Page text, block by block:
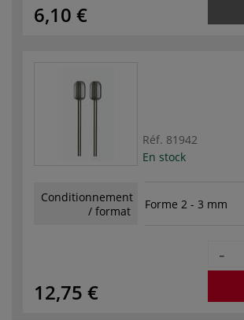
6,10 €
Réf. 81942
En stock
Conditionnement
/ format
Forme 2 - 3 mm
12,75 €
-